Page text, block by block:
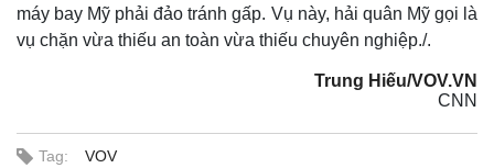
máy bay Mỹ phải đảo tránh gấp. Vụ này, hải quân Mỹ gọi là
vụ chặn vừa thiếu an toàn vừa thiếu chuyên nghiệp./.
Trung Hiếu/VOV.VN
CNN
Tag: VOV